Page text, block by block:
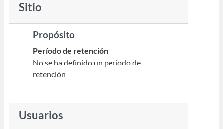
Sitio
Propósito
Período de retención
No se ha definido un período de
retención
Usuarios